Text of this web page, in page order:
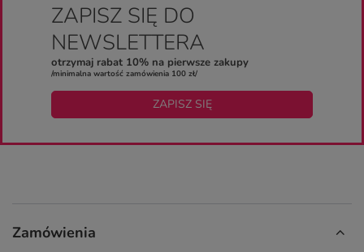
ZAPISZ SIĘ DO
NEWSLETTERA
otrzymaj rabat 10% na pierwsze zakupy
/minimalna wartość zamówienia 100 zł/
ZAPISZ SIĘ
Zamówienia